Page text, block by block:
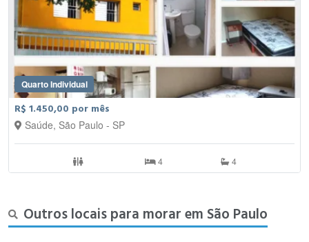
Quarto Individual
R$ 1.450,00 por mês
Saúde, São Paulo - SP
4 4
Outros locais para morar em São Paulo